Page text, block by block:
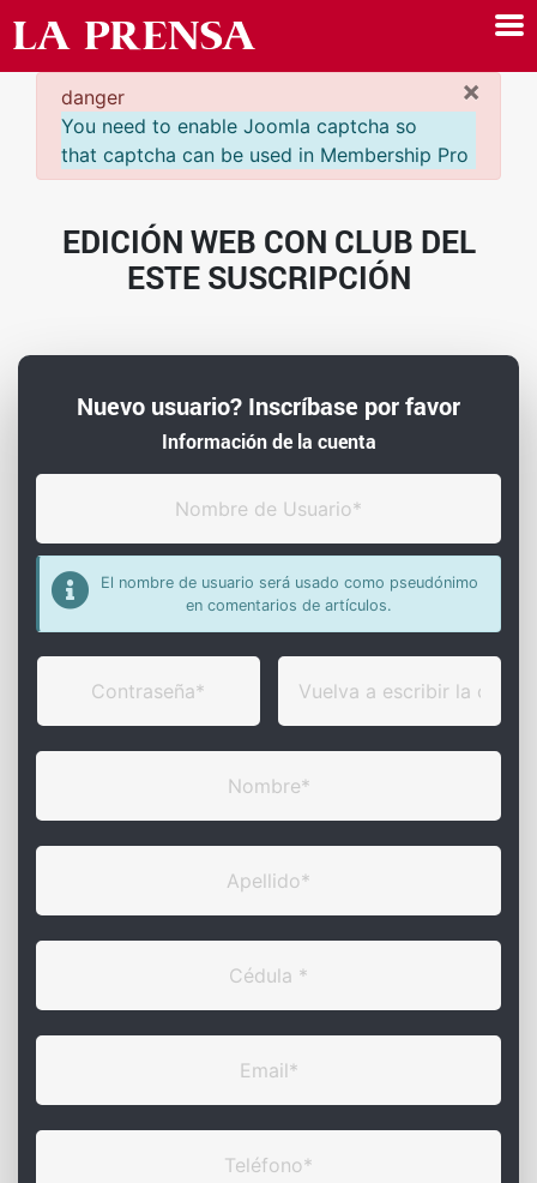
×
danger
You need to enable Joomla captcha so
that captcha can be used in Membership Pro
EDICIÓN WEB CON CLUB DEL
ESTE SUSCRIPCIÓN
Nuevo usuario? Inscríbase por favor
Información de la cuenta
El nombre de usuario será usado como pseudónimo
en comentarios de artículos.